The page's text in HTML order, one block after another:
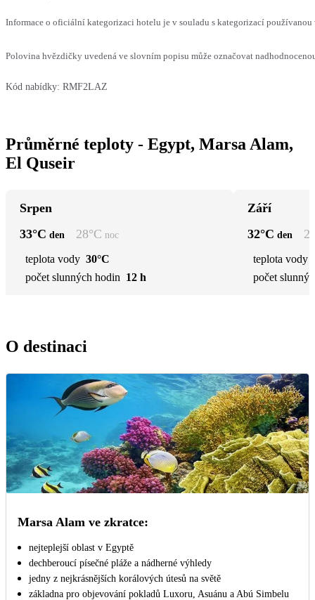
Informace o oficiální kategorizaci hotelu je v souladu s kategorizací
Polovina hvězdičky uvedená ve slovním popisu může označovat
Kód nabídky: RMF2LAZ
Průměrné teploty - Egypt, Marsa Alam,
El Quseir
Srpen
33°C den 28°C noc
teplota vody 30°C
počet slunných hodin 12 h
Září
32°C den
teplota vody
počet
O destinaci
Marsa Alam ve zkratce:
nejteplejší oblast v Egyptě
dechberoucí písečné pláže a nádherné výhledy
jedny z nejkrásnějších korálových útesů na světě
základna pro objevování pokladů Luxoru, Asuánu a Abú Simbelu